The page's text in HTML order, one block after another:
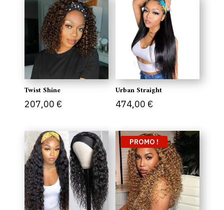
était :
601,00 €.
est :
510,85 €.
était :
299,00 €.
Twist Shine
207,00 €
Urban Straight
474,00 €
PROMO !